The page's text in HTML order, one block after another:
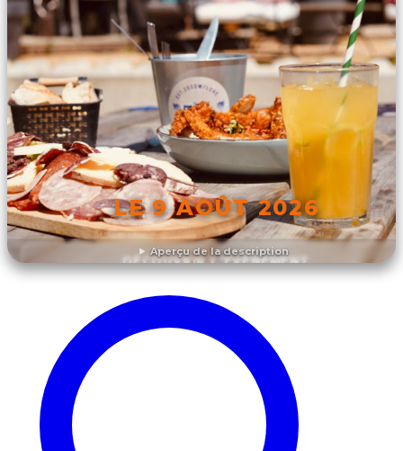
Aperçu de la description
LE 9 AOÛT 2026
DÉCOUVRIR L'ÉVÉNEMENT